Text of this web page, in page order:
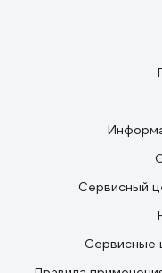
Сервисный
Сервисные